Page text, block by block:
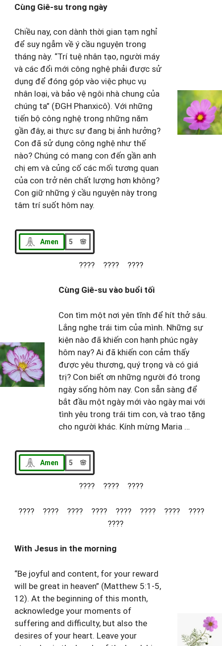
Cùng Giê-su trong ngày
Chiều nay, con dành thời gian tạm nghỉ
để suy ngẫm về ý cầu nguyện trong
tháng này. “Trí tuệ nhân tạo, người máy
và các đổi mới công nghệ phải được sử
dụng để đóng góp vào việc phục vụ
nhân loại, và bảo vệ ngôi nhà chung của
chúng ta” (ĐGH Phanxicô). Với những
tiến bộ công nghệ trong những năm
gần đây, ai thực sự đang bị ảnh hưởng?
Con đã sử dụng công nghệ như thế
nào? Chúng có mang con đến gần anh
chị em và củng cố các mối tương quan
của con trở nên chất lượng hơn không?
Con giữ những ý cầu nguyện này trong
tâm trí suốt hôm nay.
Amen 5 🌸
???? ???? ????
Cùng Giê-su vào buổi tối
Con tìm một nơi yên tĩnh để hít thở sâu.
Lắng nghe trái tim của mình. Những sự
kiện nào đã khiến con hạnh phúc ngày
hôm nay? Ai đã khiến con cảm thấy
được yêu thương, quý trọng và có giá
trị? Con biết ơn những người đó trong
ngày sống hôm nay. Con sẵn sàng để
bắt đầu một ngày mới vào ngày mai với
tình yêu trong trái tim con, và trao tặng
cho người khác. Kính mừng Maria …
Amen 5 🌸
???? ???? ????
???? ???? ???? ???? ???? ???? ???? ????
????
With Jesus in the morning
“Be joyful and content, for your reward
will be great in heaven” (Matthew 5:1-5,
12). At the beginning of this month,
acknowledge your moments of
suffering and difficulty, but also the
desires of your heart. Leave your